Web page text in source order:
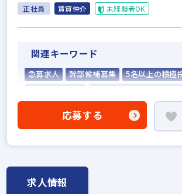
正社員 賃貸仲介 未経験者OK
関連キーワード
急募求人 幹部候補募集
5名以上の積極
不動産売買仲介経験者歓迎
職種未経験歓迎
応募する
求人情報